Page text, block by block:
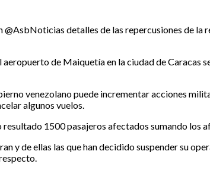
detalles de las repercusiones de
de Maiquetía en la ciudad de Caracas
venezolano puede incrementar acciones
algunos vuelos.
1500 pasajeros afectados sumando los
y de ellas las que han decidido suspender su